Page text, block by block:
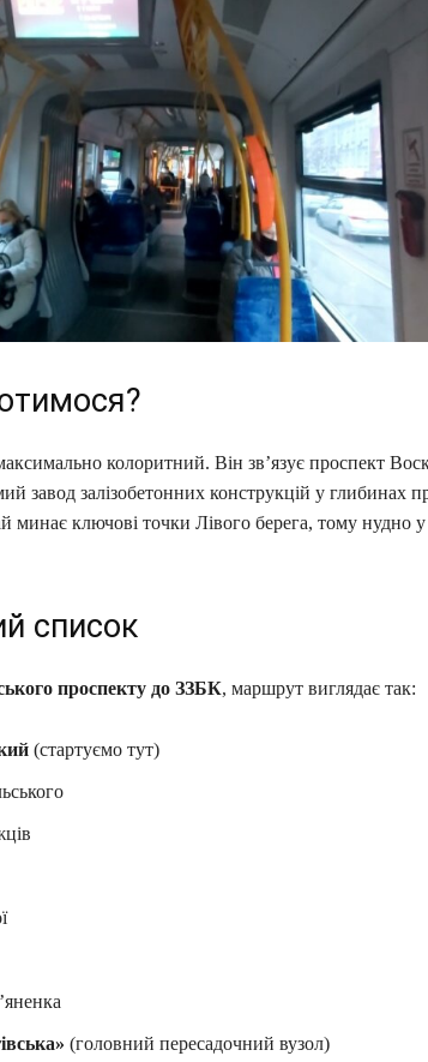
колоритний. Він зв’язує проспект
завод залізобетонних конструкцій у глибинах
минає ключові точки Лівого берега, тому нудно у
список
проспекту до ЗЗБК, маршрут виглядає так:
(стартуємо тут)
(головний пересадочний вузол)